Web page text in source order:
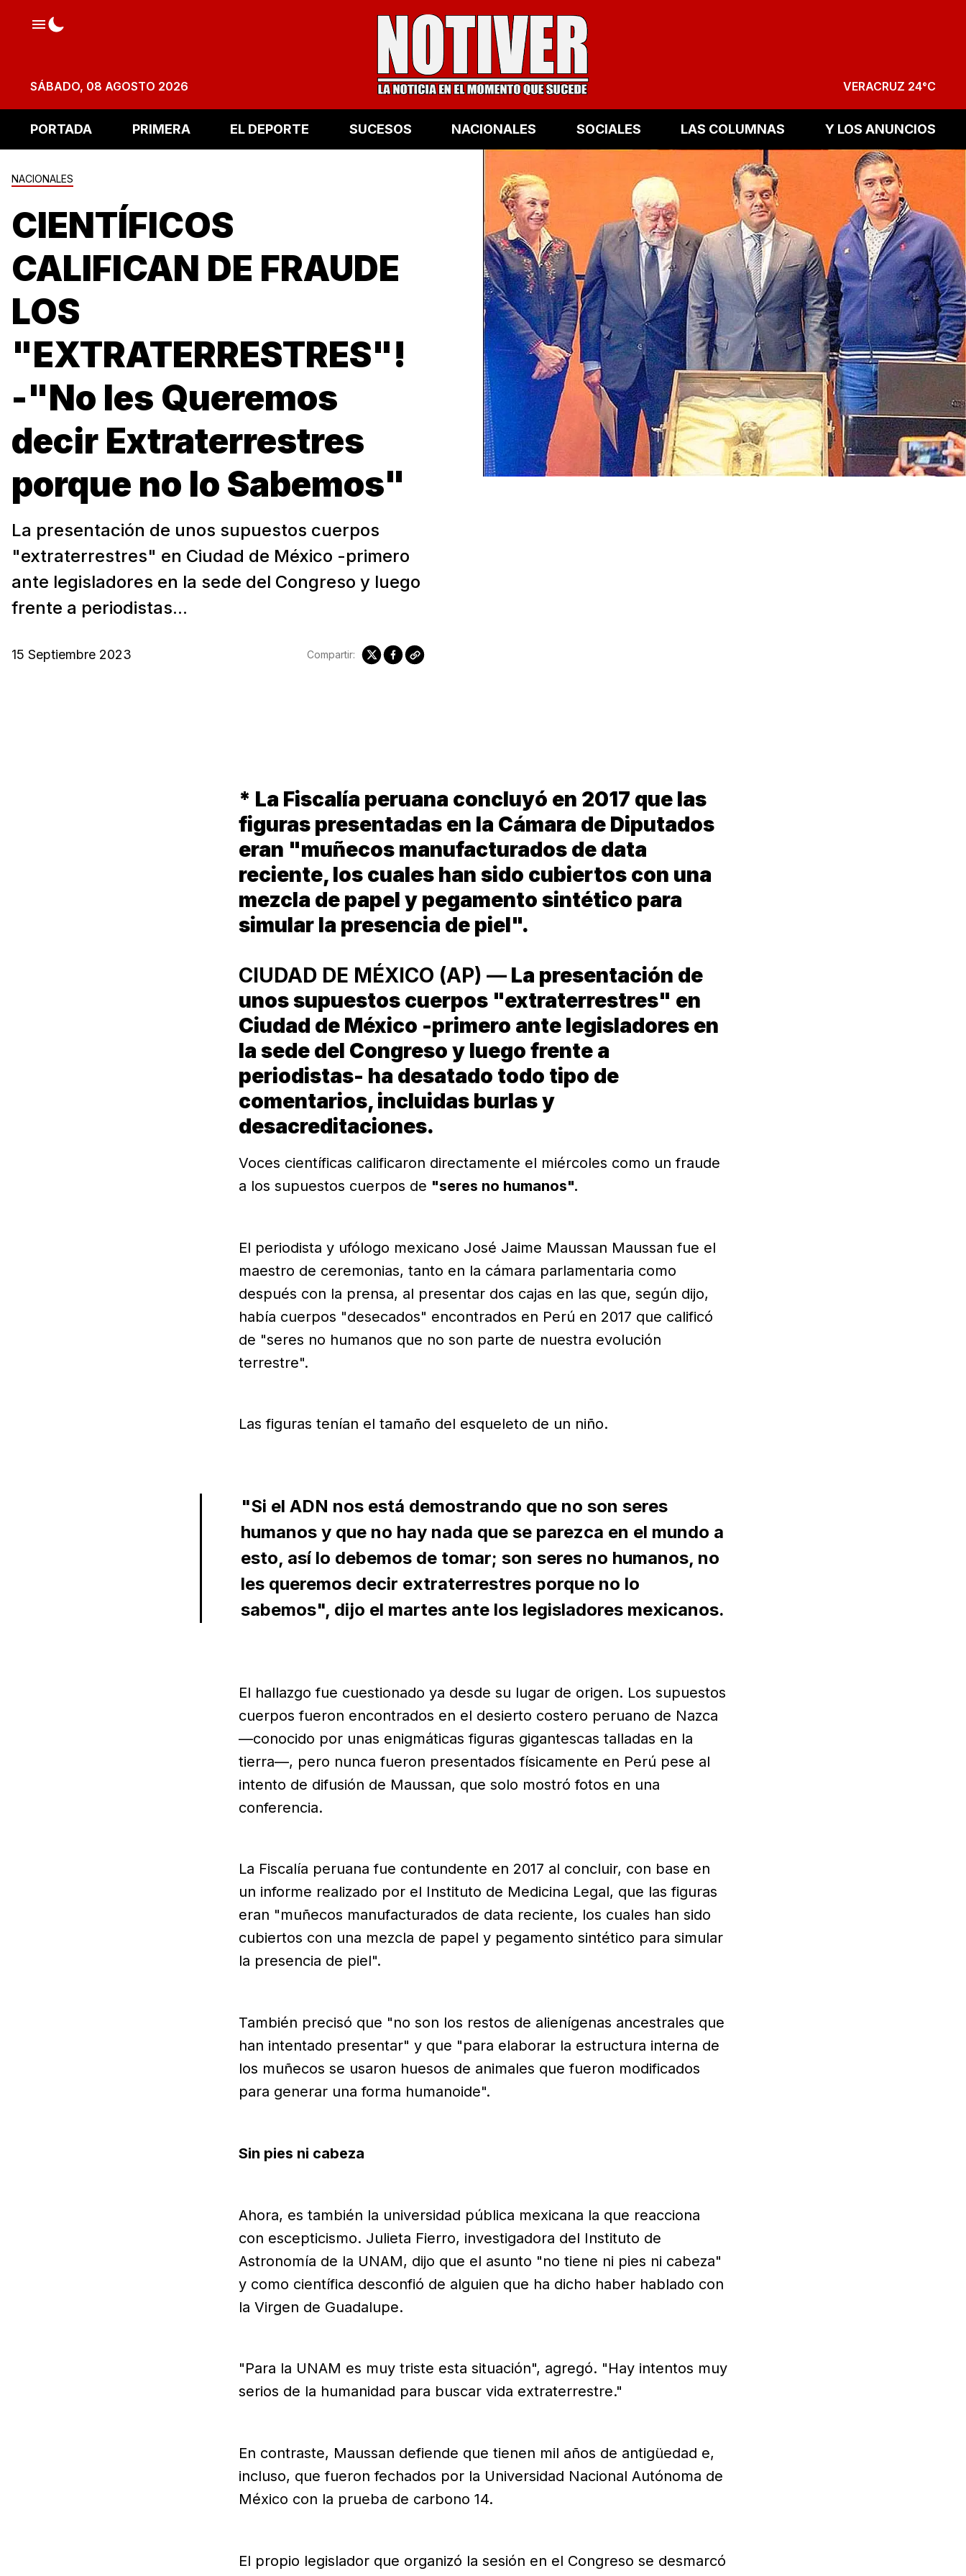
SÁBADO, 08 AGOSTO 2026 VERACRUZ 24°C
PORTADA PRIMERA EL DEPORTE SUCESOS NACIONALES SOCIALES LAS COLUMNAS Y LOS ANUNCIOS
NACIONALES
CIENTÍFICOS
CALIFICAN DE FRAUDE
LOS
"EXTRATERRESTRES"!
-"No les Queremos
decir Extraterrestres
porque no lo Sabemos"
La presentación de unos supuestos cuerpos
"extraterrestres" en Ciudad de México -primero
ante legisladores en la sede del Congreso y luego
frente a periodistas...
15 Septiembre 2023 Compartir:
* La Fiscalía peruana concluyó en 2017 que las
figuras presentadas en la Cámara de Diputados
eran "muñecos manufacturados de data
reciente, los cuales han sido cubiertos con una
mezcla de papel y pegamento sintético para
simular la presencia de piel".
CIUDAD DE MÉXICO (AP) — La presentación de
unos supuestos cuerpos "extraterrestres" en
Ciudad de México -primero ante legisladores en
la sede del Congreso y luego frente a
periodistas- ha desatado todo tipo de
comentarios, incluidas burlas y
desacreditaciones.
Voces científicas calificaron directamente el miércoles como un fraude
a los supuestos cuerpos de "seres no humanos".
El periodista y ufólogo mexicano José Jaime Maussan Maussan fue el
maestro de ceremonias, tanto en la cámara parlamentaria como
después con la prensa, al presentar dos cajas en las que, según dijo,
había cuerpos "desecados" encontrados en Perú en 2017 que calificó
de "seres no humanos que no son parte de nuestra evolución
terrestre".
Las figuras tenían el tamaño del esqueleto de un niño.
"Si el ADN nos está demostrando que no son seres
humanos y que no hay nada que se parezca en el mundo a
esto, así lo debemos de tomar; son seres no humanos, no
les queremos decir extraterrestres porque no lo
sabemos", dijo el martes ante los legisladores mexicanos.
El hallazgo fue cuestionado ya desde su lugar de origen. Los supuestos
cuerpos fueron encontrados en el desierto costero peruano de Nazca
—conocido por unas enigmáticas figuras gigantescas talladas en la
tierra—, pero nunca fueron presentados físicamente en Perú pese al
intento de difusión de Maussan, que solo mostró fotos en una
conferencia.
La Fiscalía peruana fue contundente en 2017 al concluir, con base en
un informe realizado por el Instituto de Medicina Legal, que las figuras
eran "muñecos manufacturados de data reciente, los cuales han sido
cubiertos con una mezcla de papel y pegamento sintético para simular
la presencia de piel".
También precisó que "no son los restos de alienígenas ancestrales que
han intentado presentar" y que "para elaborar la estructura interna de
los muñecos se usaron huesos de animales que fueron modificados
para generar una forma humanoide".
Sin pies ni cabeza
Ahora, es también la universidad pública mexicana la que reacciona
con escepticismo. Julieta Fierro, investigadora del Instituto de
Astronomía de la UNAM, dijo que el asunto "no tiene ni pies ni cabeza"
y como científica desconfió de alguien que ha dicho haber hablado con
la Virgen de Guadalupe.
"Para la UNAM es muy triste esta situación", agregó. "Hay intentos muy
serios de la humanidad para buscar vida extraterrestre."
En contraste, Maussan defiende que tienen mil años de antigüedad e,
incluso, que fueron fechados por la Universidad Nacional Autónoma de
México con la prueba de carbono 14.
El propio legislador que organizó la sesión en el Congreso se desmarcó